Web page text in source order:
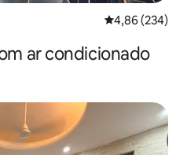
Classificação
4,86 (234)
ar condicionado